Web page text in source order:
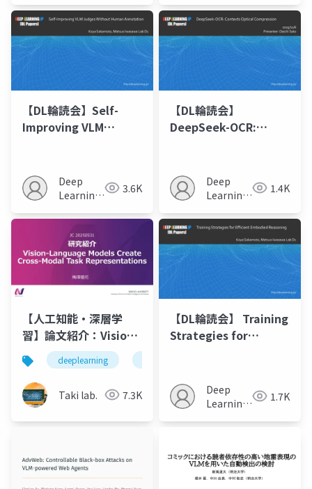
MODELS
University)
【DL輪読会】Self-
Improving VLM
Deep
Learning
3.6K
【DL輪読会】
DeepSeek-OCR:
Deep
Learning
1.4K
【人工知能・深層学
習】論文紹介：Vision-
Language Models
Create Cross-Modal
Task
Representations
deeplearning
Taki lab. 7.3K
【DL輪読会】 Training
Strategies for
Deep
Learning
1.7K